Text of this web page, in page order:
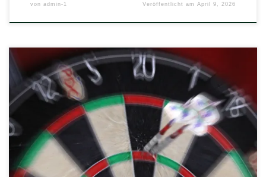
von admin-1 Veröffentlicht amApril 9, 2026
Die Gefühlswelten innerhalb der TSV-Dartabteilung
könnten unterschiedlicher kaum sein: Während die
Crocodiles den Klassenerhalt vorzeitig sichern konnten
und die Bulls weiterhin vom Meistertitel träumen, müssen
die Tigers den bitteren Gang in die B-Liga antreten.
Crocodiles Eine Wahnsinns-Partie lieferten Gonnermann,
Braun und Co. vor knapp zwei Wochen gegen die Favoriten
aus […]